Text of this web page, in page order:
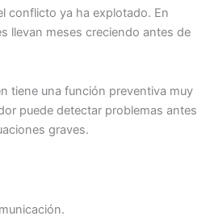
conflicto ya ha explotado. En
llevan meses creciendo antes de
tiene una función preventiva muy
puede detectar problemas antes
graves.